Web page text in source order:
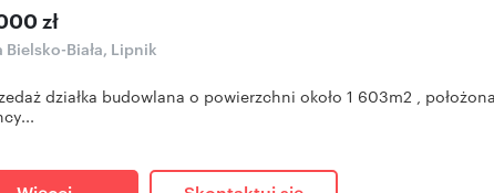
zł
Bielsko-Biała, Lipnik
działka budowlana o powierzchni około 1 603m2 ,